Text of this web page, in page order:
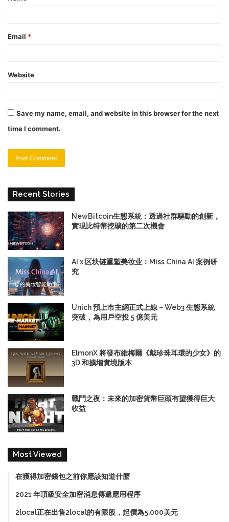
Email *
Website
Save my name, email, and website in this browser for the next
time I comment.
Recent Stories
NewBitcoin生態系統：透過社群驅動的創新，
實現比特幣挖礦的第二次機會
AI x 区块链重塑美妆业：Miss China AI 案例研
究
Unich 預上市主網正式上線－Web3 生態系統
突破，為用戶空投 5 億美元
ElmonX 將發布維梅爾《戴珍珠耳環的少女》的
3D 和擴增實境版本
戰鬥之夜：未來的加密貨幣巨頭有望獲得巨大
收益
Most Viewed
在獲得加密錢包之前你應該知道什麼
2021 年頂級安全加密消息傳遞應用程序
2local正在出售2local的有限股，起價為5,000美元